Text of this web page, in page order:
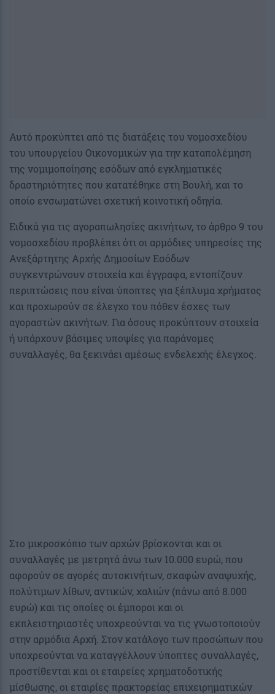
Αυτό προκύπτει από τις διατάξεις του νομοσχεδίου
του υπουργείου Οικονομικών για την καταπολέμηση
της νομιμοποίησης εσόδων από εγκληματικές
δραστηριότητες που κατατέθηκε στη Βουλή, και το
οποίο ενσωματώνει σχετική κοινοτική οδηγία.
Ειδικά για τις αγοραπωλησίες ακινήτων, το άρθρο 9 του
νομοσχεδίου προβλέπει ότι οι αρμόδιες υπηρεσίες της
Ανεξάρτητης Αρχής Δημοσίων Εσόδων
συγκεντρώνουν στοιχεία και έγγραφα, εντοπίζουν
περιπτώσεις που είναι ύποπτες για ξέπλυμα χρήματος
και προχωρούν σε έλεγχο του πόθεν έσχες των
αγοραστών ακινήτων. Για όσους προκύπτουν στοιχεία
ή υπάρχουν βάσιμες υποψίες για παράνομες
συναλλαγές, θα ξεκινάει αμέσως ενδελεχής έλεγχος.
Στο μικροσκόπιο των αρχών βρίσκονται και οι
συναλλαγές με μετρητά άνω των 10.000 ευρώ, που
αφορούν σε αγορές αυτοκινήτων, σκαφών αναψυχής,
πολύτιμων λίθων, αντικών, χαλιών (πάνω από 8.000
ευρώ) και τις οποίες οι έμποροι και οι
εκπλειστηριαστές υποχρεούνται να τις γνωστοποιούν
στην αρμόδια Αρχή. Στον κατάλογο των προσώπων που
υποχρεούνται να καταγγέλλουν ύποπτες συναλλαγές,
προστίθενται και οι εταιρείες χρηματοδοτικής
μίσθωσης, οι εταιρίες πρακτορείας επιχειρηματικών